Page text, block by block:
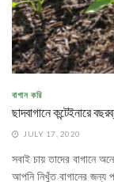
বাগান করি
ছাদবাগানে কন্টেইনারে
JULY 17, 2020
সবাই চায় তাদের বাগানে
আপনি নিখুঁত বাগানের জন্য